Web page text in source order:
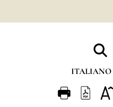
ITALIANO
FRANÇAIS